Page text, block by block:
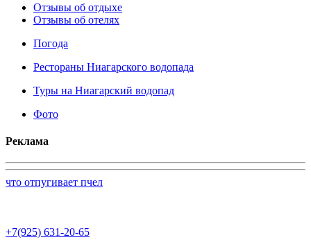
Отзывы об отдыхе
Отзывы об отелях
Погода
Рестораны Ниагарского водопада
Туры на Ниагарский водопад
Фото
Реклама
что отпугивает пчел
+7(925) 631-20-65